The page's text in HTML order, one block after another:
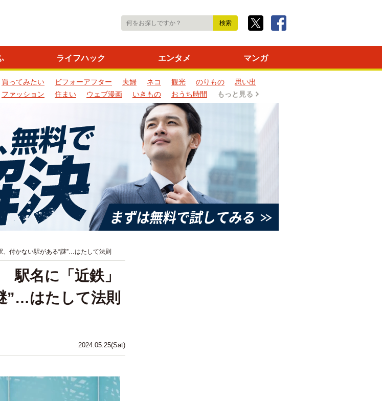
ライフハック エンタメ マンガ
買ってみたい ビフォーアフター 夫婦 ネコ 観光 のりもの
思い出
ファッション 住まい ウェブ漫画 いきもの おうち時間 もっと見る
付かない駅がある“謎”…はたして法則
2024.05.25(Sat)
名に「近鉄」
”…はたして法則